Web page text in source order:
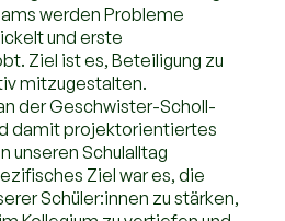
werden Probleme
und erste
Ziel ist es, Beteiligung zu
mitzugestalten.
der Geschwister-Scholl-
damit projektorientiertes
unseren Schulalltag
Ziel war es, die
Schüler:innen zu stärken,